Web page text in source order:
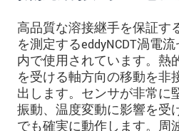
高品質な溶接継手を保証す
を測定するeddyNCDT渦電
内で使用されています。熱
を受ける軸方向の移動を非
出します。センサが非常に
振動、温度変動に影響を受
でも確実に動作します。周